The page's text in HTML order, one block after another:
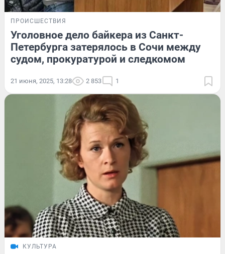
ПРОИСШЕСТВИЯ
Уголовное дело байкера из Санкт-
Петербурга затерялось в Сочи между
судом, прокуратурой и следкомом
21 июня, 2025, 13:28 2 853 1
КУЛЬТУРА